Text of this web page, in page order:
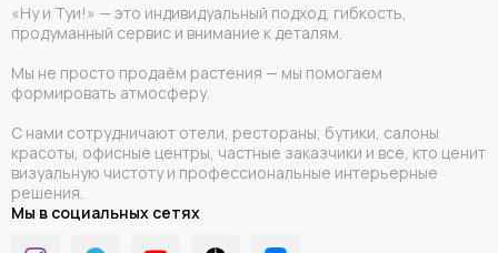
«Ну и Туи!» — это индивидуальный подход, гибкость,
продуманный сервис и внимание к деталям.
Мы не просто продаём растения — мы помогаем
формировать атмосферу.
С нами сотрудничают отели, рестораны, бутики, салоны
красоты, офисные центры, частные заказчики и все, кто ценит
визуальную чистоту и профессиональные интерьерные
решения.
Мы в социальных сетях